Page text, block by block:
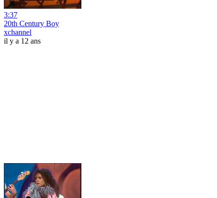
3:37
20th Century Boy
xchannel
il y a 12 ans